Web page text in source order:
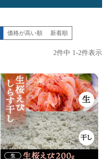
価格が高い順 新着順
2件中 1 -2件表示